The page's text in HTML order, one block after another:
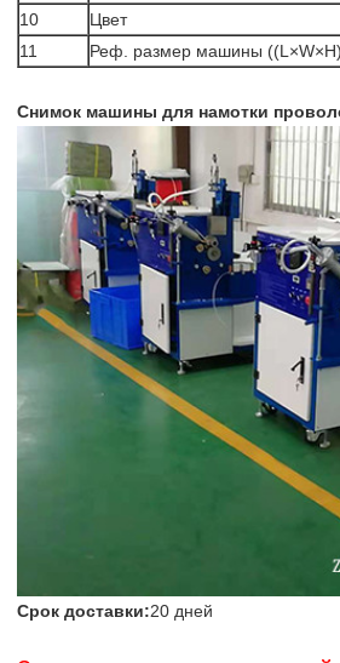
10
Цвет
11
Реф. размер машины ((L×W×H)
Снимок машины для намотки
Срок доставки:20 дней